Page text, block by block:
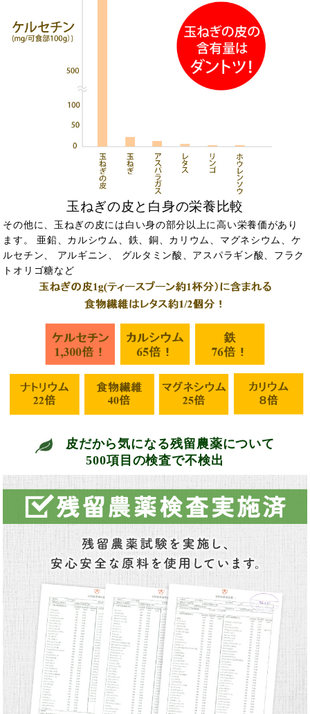
玉ねぎの皮と白身の栄養比較
その他に、玉ねぎの皮には白い身の部分以上に高い栄養価があり
ます。 亜鉛、カルシウム、鉄、銅、カリウム、マグネシウム、ケ
ルセチン、 アルギニン、 グルタミン酸、アスパラギン酸、フラク
トオリゴ糖など
皮だから気になる残留農薬について
500項目の検査で不検出